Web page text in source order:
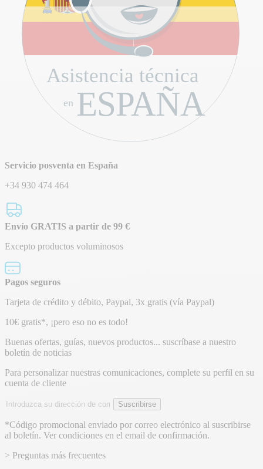
Asistencia técnica
ESPAÑA
en
Servicio posventa en España
+34 930 474 464
Envío GRATIS a partir de 99 €
Excepto productos voluminosos
Pagos seguros
Tarjeta de crédito y débito, Paypal, 3x gratis (vía Paypal)
Boletín
de
noticias
10€ gratis*, ¡pero eso no es todo!
Buenas ofertas, guías, nuevos productos... suscríbase a nuestro
boletín de noticias
Para personalizar nuestras comunicaciones, complete su perfil en su
cuenta de cliente
Dirección
email
Suscribirse
*Código promocional enviado por correo electrónico al suscribirse
al boletín. Ver condiciones en el email de confirmación.
> Preguntas más frecuentes